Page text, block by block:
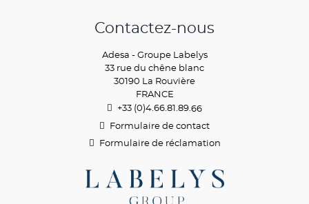
Contactez-nous
Adesa - Groupe Labelys
33 rue du chêne blanc
30190 La Rouvière
FRANCE
+33 (0)4.66.81.89.66
Formulaire de contact
Formulaire de réclamation